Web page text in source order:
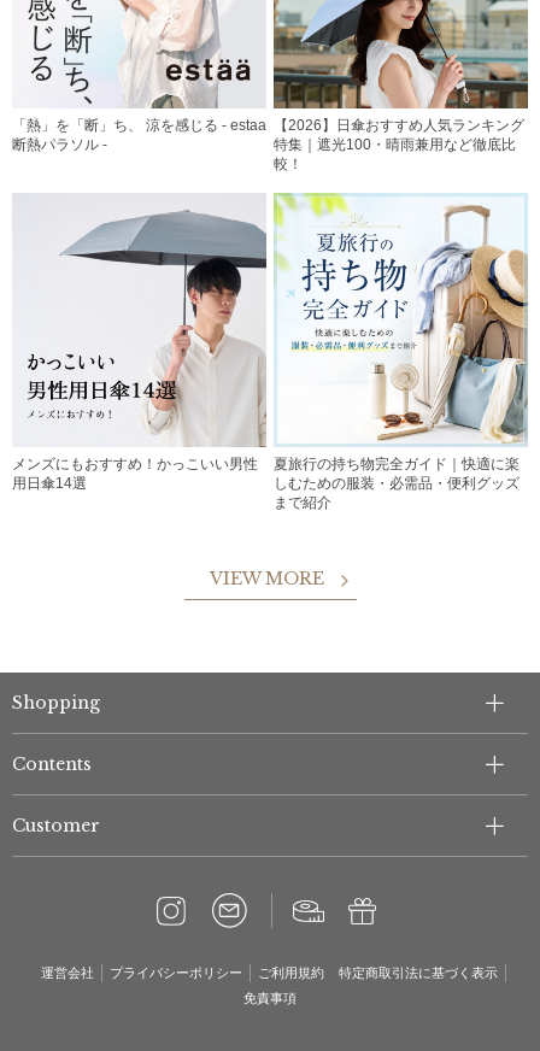
「熱」を「断」ち、 涼を感じる - estaa
断熱パラソル -
【2026】日傘おすすめ人気ランキング
特集｜遮光100・晴雨兼用など徹底比
較！
メンズにもおすすめ！かっこいい男性
用日傘14選
夏旅行の持ち物完全ガイド｜快適に楽
しむための服装・必需品・便利グッズ
まで紹介
VIEW MORE
Shopping
Contents
Customer
運営会社 プライバシーポリシー ご利用規約
特定商取引法に基づく表示
免責事項